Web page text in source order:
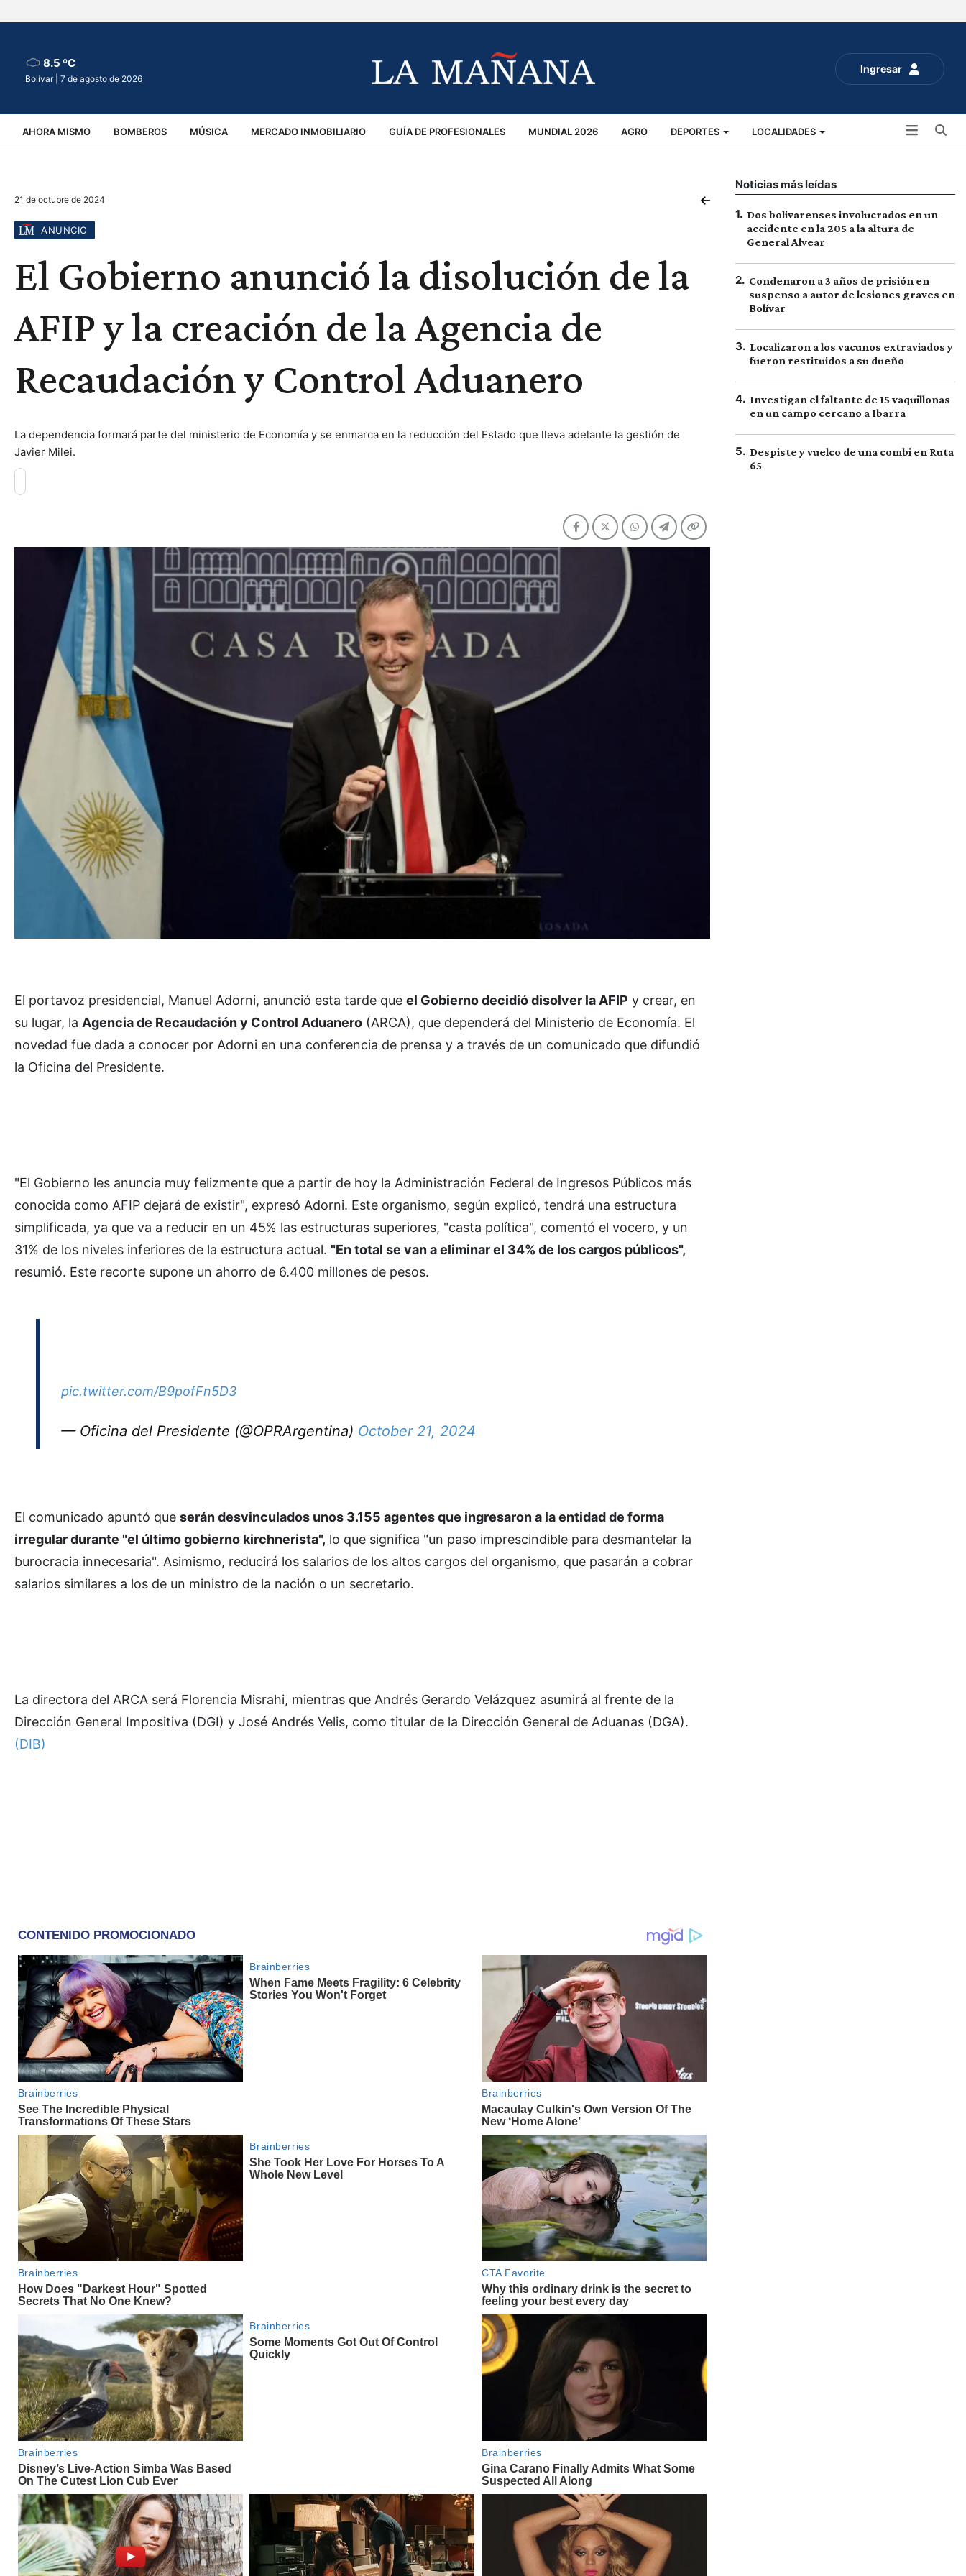
Ingresar
8.5 ºC
Bolívar | 7 de agosto de 2026
AHORA MISMO BOMBEROS MÚSICA MERCADO INMOBILIARIO GUÍA DE PROFESIONALES MUNDIAL 2026 AGRO DEPORTES LOCALIDADES
VIRALES ACCIDENTES
21 de octubre de 2024
ANUNCIO
El Gobierno anunció la disolución de la
AFIP y la creación de la Agencia de
Recaudación y Control Aduanero
La dependencia formará parte del ministerio de Economía y se enmarca en la reducción del Estado que lleva adelante la gestión de
Javier Milei.
El portavoz presidencial, Manuel Adorni, anunció esta tarde que el Gobierno decidió disolver la AFIP y crear, en
su lugar, la Agencia de Recaudación y Control Aduanero (ARCA), que dependerá del Ministerio de Economía. El
novedad fue dada a conocer por Adorni en una conferencia de prensa y a través de un comunicado que difundió
la Oficina del Presidente.
"El Gobierno les anuncia muy felizmente que a partir de hoy la Administración Federal de Ingresos Públicos más
conocida como AFIP dejará de existir", expresó Adorni. Este organismo, según explicó, tendrá una estructura
simplificada, ya que va a reducir en un 45% las estructuras superiores, "casta política", comentó el vocero, y un
31% de los niveles inferiores de la estructura actual. "En total se van a eliminar el 34% de los cargos públicos",
resumió. Este recorte supone un ahorro de 6.400 millones de pesos.
pic.twitter.com/B9pofFn5D3
— Oficina del Presidente (@OPRArgentina) October 21, 2024
El comunicado apuntó que serán desvinculados unos 3.155 agentes que ingresaron a la entidad de forma
irregular durante "el último gobierno kirchnerista", lo que significa "un paso imprescindible para desmantelar la
burocracia innecesaria". Asimismo, reducirá los salarios de los altos cargos del organismo, que pasarán a cobrar
salarios similares a los de un ministro de la nación o un secretario.
La directora del ARCA será Florencia Misrahi, mientras que Andrés Gerardo Velázquez asumirá al frente de la
Dirección General Impositiva (DGI) y José Andrés Velis, como titular de la Dirección General de Aduanas (DGA).
(DIB)
Noticias más leídas
1. Dos bolivarenses involucrados en un
accidente en la 205 a la altura de
General Alvear
2. Condenaron a 3 años de prisión en
suspenso a autor de lesiones graves en
Bolívar
3. Localizaron a los vacunos extraviados y
fueron restituidos a su dueño
4. Investigan el faltante de 15 vaquillonas
en un campo cercano a Ibarra
5. Despiste y vuelco de una combi en Ruta
65